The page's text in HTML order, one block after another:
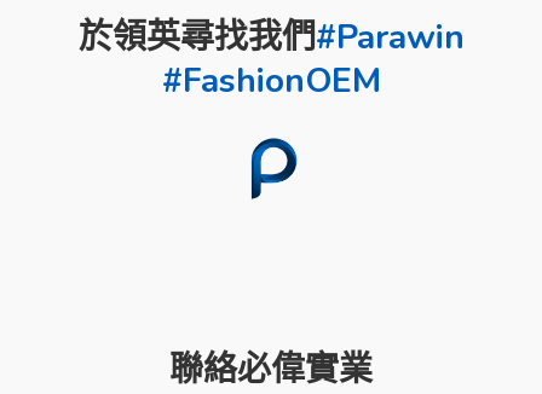
於領英尋找我們#Parawin
#FashionOEM
聯絡必偉實業